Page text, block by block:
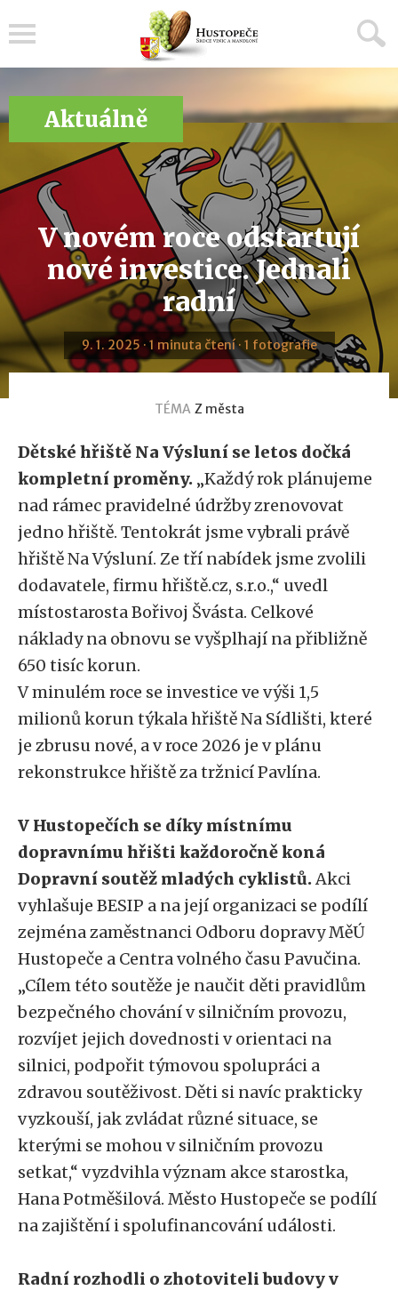
Aktuálně
V novém roce odstartují
nové investice. Jednali
radní
9. 1. 2025 · 1 minuta čtení · 1 fotografie
TÉMA Z města
Dětské hřiště Na Výsluní se letos dočká
kompletní proměny. „Každý rok plánujeme
nad rámec pravidelné údržby zrenovovat
jedno hřiště. Tentokrát jsme vybrali právě
hřiště Na Výsluní. Ze tří nabídek jsme zvolili
dodavatele, firmu hřiště.cz, s.r.o.,“ uvedl
místostarosta Bořivoj Švásta. Celkové
náklady na obnovu se vyšplhají na přibližně
650 tisíc korun.
V minulém roce se investice ve výši 1,5
milionů korun týkala hřiště Na Sídlišti, které
je zbrusu nové, a v roce 2026 je v plánu
rekonstrukce hřiště za tržnicí Pavlína.
V Hustopečích se díky místnímu
dopravnímu hřišti každoročně koná
Dopravní soutěž mladých cyklistů.Akci
vyhlašuje BESIP a na její organizaci se podílí
zejména zaměstnanci Odboru dopravy MěÚ
Hustopeče a Centra volného času Pavučina.
„Cílem této soutěže je naučit děti pravidlům
bezpečného chování v silničním provozu,
rozvíjet jejich dovednosti v orientaci na
silnici, podpořit týmovou spolupráci a
zdravou soutěživost. Děti si navíc prakticky
vyzkouší, jak zvládat různé situace, se
kterými se mohou v silničním provozu
setkat,“ vyzdvihla význam akce starostka,
Hana Potměšilová. Město Hustopeče se podílí
na zajištění i spolufinancování události.
Radní rozhodli o zhotoviteli budovy v